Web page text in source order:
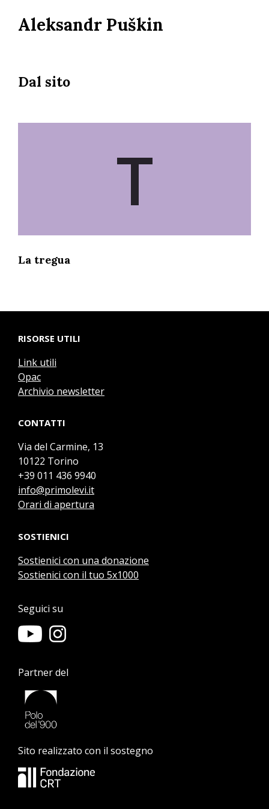
Aleksandr Puškin
Dal sito
T
La tregua
RISORSE UTILI
Link utili
Opac
Archivio newsletter
CONTATTI
Via del Carmine, 13
10122 Torino
+39 011 436 9940
info@primolevi.it
Orari di apertura
SOSTIENICI
Sostienici con una donazione
Sostienici con il tuo 5x1000
Seguici su
Partner del
Sito realizzato con il sostegno